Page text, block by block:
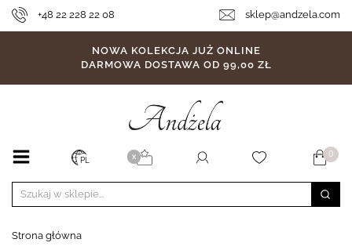
+48 22 228 22 08 sklep@andzela.com
NOWA KOLEKCJA JUŻ ONLINE
DARMOWA DOSTAWA OD 99,00 ZŁ
PL X 0
Strona główna